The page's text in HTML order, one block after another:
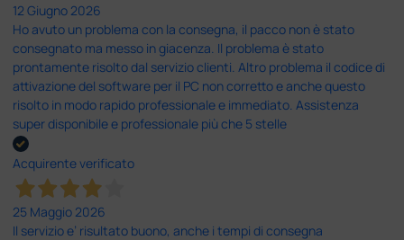
12 Giugno 2026
Ho avuto un problema con la consegna, il pacco non è stato
consegnato ma messo in giacenza. Il problema è stato
prontamente risolto dal servizio clienti. Altro problema il codice di
attivazione del software per il PC non corretto e anche questo
risolto in modo rapido professionale e immediato. Assistenza
super disponibile e professionale più che 5 stelle
Acquirente verificato
25 Maggio 2026
Il servizio e’ risultato buono, anche i tempi di consegna